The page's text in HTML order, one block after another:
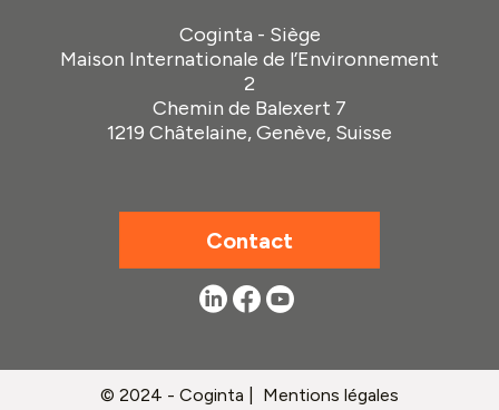
Coginta - Siège
Maison Internationale de l’Environnement
2
Chemin de Balexert 7
1219 Châtelaine, Genève, Suisse
Contact
© 2024 - Coginta | Mentions légales